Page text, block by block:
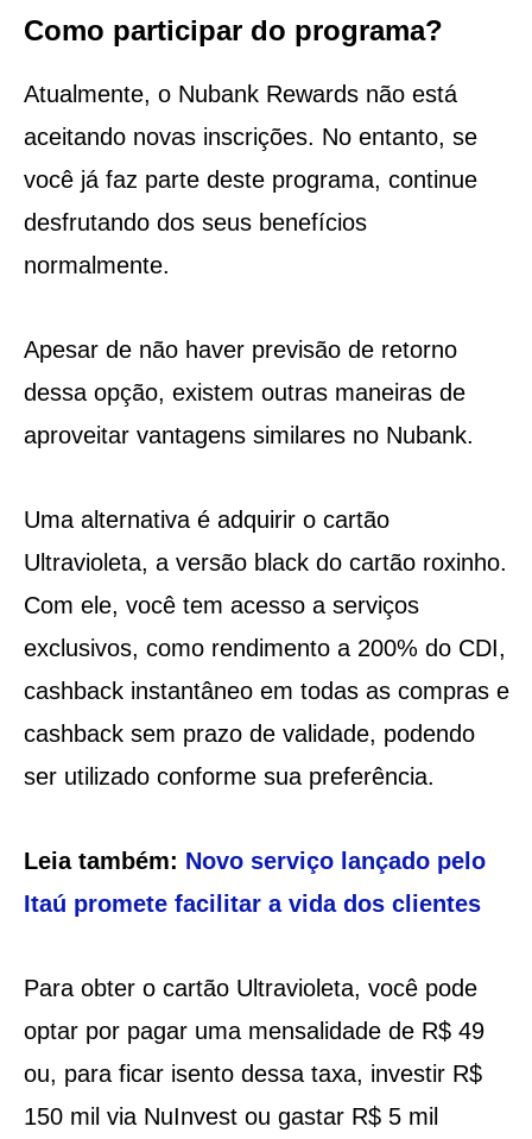
Como participar do programa?
Atualmente, o Nubank Rewards não está
aceitando novas inscrições. No entanto, se
você já faz parte deste programa, continue
desfrutando dos seus benefícios
normalmente.
Apesar de não haver previsão de retorno
dessa opção, existem outras maneiras de
aproveitar vantagens similares no Nubank.
Uma alternativa é adquirir o cartão
Ultravioleta, a versão black do cartão roxinho.
Com ele, você tem acesso a serviços
exclusivos, como rendimento a 200% do CDI,
cashback instantâneo em todas as compras e
cashback sem prazo de validade, podendo
ser utilizado conforme sua preferência.
Leia também: Novo serviço lançado pelo
Itaú promete facilitar a vida dos clientes
Para obter o cartão Ultravioleta, você pode
optar por pagar uma mensalidade de R$ 49
ou, para ficar isento dessa taxa, investir R$
150 mil via NuInvest ou gastar R$ 5 mil